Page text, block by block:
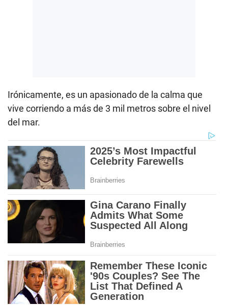
Irónicamente, es un apasionado de la calma que
vive corriendo a más de 3 mil metros sobre el nivel
del mar.